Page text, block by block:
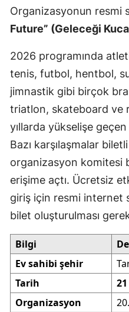
Organizasyonun resmi
Future” (Geleceği
2026 programında
tenis, futbol, hentbol,
jimnastik gibi birçok
triatlon, skateboard ve
yıllarda yükselişe
Bazı karşılaşmalar
organizasyon komitesi
erişime açtı. Ücretsiz
giriş için resmi internet
bilet oluşturulması
Bilgi
Ev sahibi şehir
Tarih
Organizasyon